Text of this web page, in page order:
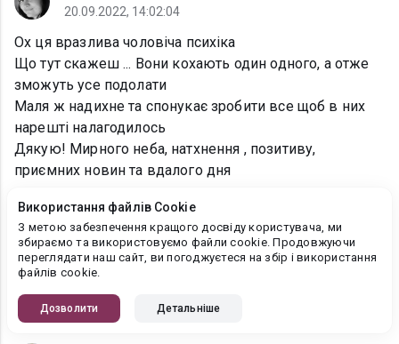
20.09.2022, 14:02:04
Ох ця вразлива чоловіча психіка
Що тут скажеш ... Вони кохають один одного, а отже
зможуть усе подолати
Маля ж надихне та спонукає зробити все щоб в них
нарешті налагодилось
Дякую! Мирного неба, натхнення , позитиву,
приємних новин та вдалого дня
Леся Найденко
20.09.2022, 14:13:26
Наталія, Дякую, люба!! Навзаєм ❤️
Використання файлів Cookie
З метою забезпечення кращого досвіду користувача, ми
збираємо та використовуємо файли cookie. Продовжуючи
переглядати наш сайт, ви погоджуєтеся на збір і використання
файлів cookie.
Дозволити Детальніше